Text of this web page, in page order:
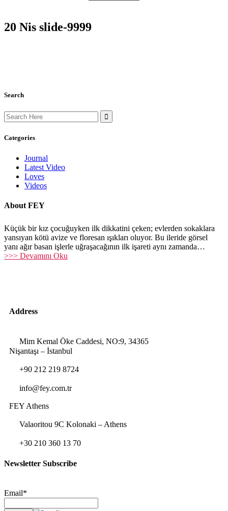
20 Nis slide-9999
Search
Search
for:
Categories
Journal
Latest Video
Loves
Videos
About FEY
Küçük bir kız çocuğuyken ilk dikkatini çeken; evlerden sokaklara
yansıyan kötü avize ve floresan ışıkları oluyor. Bu ileride görsel
yanı ağır basan işlerle uğraşacağının ilk işareti aynı zamanda…
>>> Devamını Oku
Address
Mim Kemal Öke Caddesi, NO:9, 34365
Nişantaşı – İstanbul
+90 212 219 8724
info@fey.com.tr
FEY Athens
Valaoritou 9C Kolonaki – Athens
+30 210 360 13 70
Newsletter Subscribe
Email*